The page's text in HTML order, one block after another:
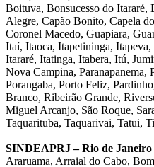
Boituva, Bonsucesso do
Alegre, Capão Bonito, Capela
Coronel Macedo, Guapiara,
Itaí, Itaoca, Itapetininga,
Itararé, Itatinga, Itabera, Itú,
Nova Campina, Paranapanema,
Porangaba, Porto Feliz,
Branco, Ribeirão Grande,
Miguel Arcanjo, São Roque,
Taquarituba, Taquarivai, Tatui,
SINDEAPRJ – Rio de Janeiro
Araruama, Arraial do Cabo,